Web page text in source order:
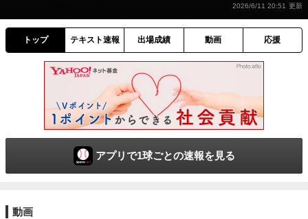
2026/6/11 20:51
トップ テキスト速報 出場成績 動画 応援
アプリで1球ごとの速報を見る
動画